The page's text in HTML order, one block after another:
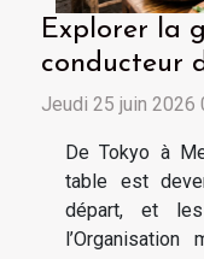
Explorer la
conducteur
Jeudi 25 juin 2026
De Tokyo à
table est
départ, et